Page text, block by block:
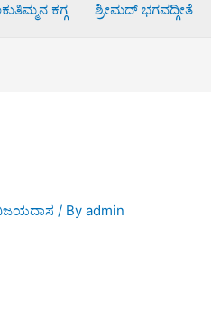
ಕಗ್ಗ ಶ್ರೀಮದ್ ಭಗವದ್ಗೀತೆ
/ Byadmin